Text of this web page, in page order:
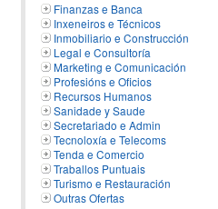
Finanzas e Banca
Inxeneiros e Técnicos
Inmobiliario e Construcción
Legal e Consultoría
Marketing e Comunicación
Profesións e Oficios
Recursos Humanos
Sanidade y Saude
Secretariado e Admin
Tecnoloxía e Telecoms
Tenda e Comercio
Traballos Puntuais
Turismo e Restauración
Outras Ofertas